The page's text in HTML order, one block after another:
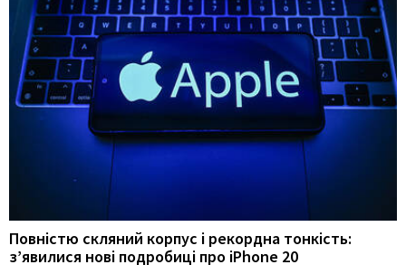
Повністю скляний корпус і рекордна тонкість:
з’явилися нові подробиці про iPhone 20